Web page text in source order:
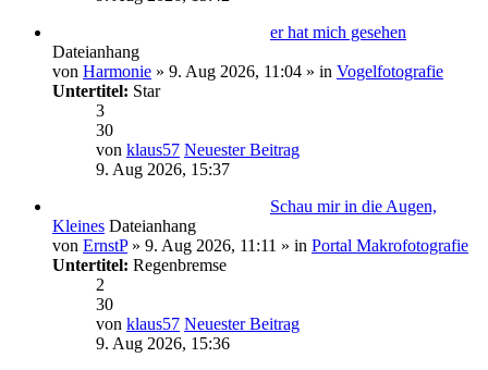
er hat mich gesehen
Dateianhang
von Harmonie » 9. Aug 2026, 11:04 » in Vogelfotografie
Untertitel: Star
3
30
von klaus57 Neuester Beitrag
9. Aug 2026, 15:37
Schau mir in die Augen,
Kleines Dateianhang
von ErnstP» 9. Aug 2026, 11:11 » in Portal Makrofotografie
Untertitel: Regenbremse
2
30
von klaus57 Neuester Beitrag
9. Aug 2026, 15:36